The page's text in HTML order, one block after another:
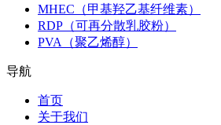
MHEC（甲基羟乙基纤维素）
RDP（可再分散乳胶粉）
PVA（聚乙烯醇）
导航
首页
关于我们